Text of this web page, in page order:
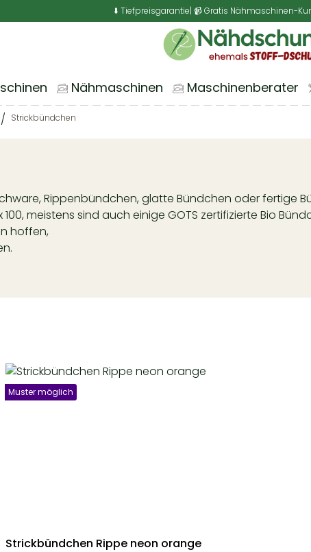
⬇️ Tiefpreisgarantie| 📹 Gratis Nähmaschinen-
Nähmaschinen Maschinenberater
Strickbündchen
Rippenbündchen, glatte Bündchen oder fertige
meistens sind auch einige GOTS zertifizierte Bio
hoffen,
Muster möglich
Strickbündchen Rippe neon orange